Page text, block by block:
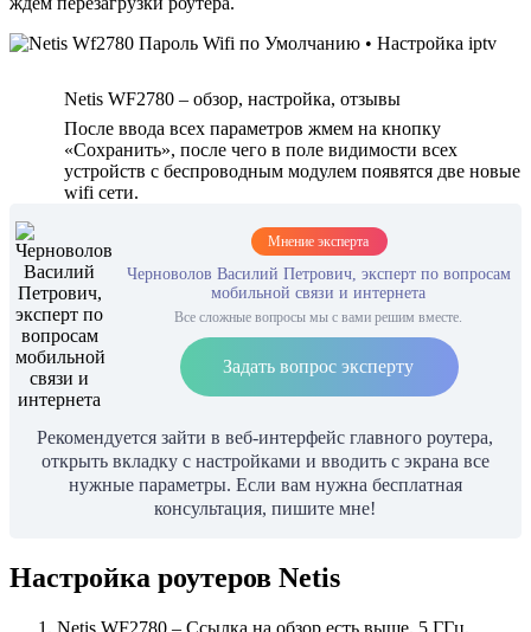
Netis WF2780 – обзор, настройка, отзывы
После ввода всех параметров жмем на кнопку
«Сохранить», после чего в поле видимости всех
устройств с беспроводным модулем появятся две новые
wifi сети.
Мнение эксперта
Черноволов Василий Петрович, эксперт по вопросам
мобильной связи и интернета
Все сложные вопросы мы с вами решим вместе.
Задать вопрос эксперту
Рекомендуется зайти в веб-интерфейс главного роутера,
открыть вкладку с настройками и вводить с экрана все
нужные параметры. Если вам нужна бесплатная
консультация, пишите мне!
Настройка роутеров Netis